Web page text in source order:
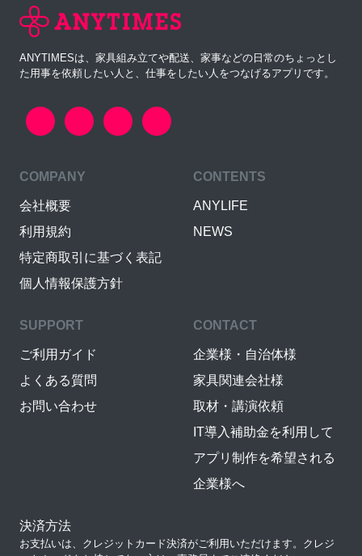
ANYTIMESは、家具組み立てや配送、家事などの日常のちょっとし
た用事を依頼したい人と、仕事をしたい人をつなげるアプリです。
COMPANY
会社概要
利用規約
特定商取引に基づく表記
個人情報保護方針
CONTENTS
ANYLIFE
NEWS
SUPPORT
ご利用ガイド
よくある質問
お問い合わせ
CONTACT
企業様・自治体様
家具関連会社様
取材・講演依頼
IT導入補助金を利用して
アプリ制作を希望される
企業様へ
決済方法
お支払いは、クレジットカード決済がご利用いただけます。クレジ